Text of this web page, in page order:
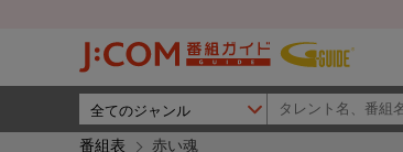
番組表 赤い魂